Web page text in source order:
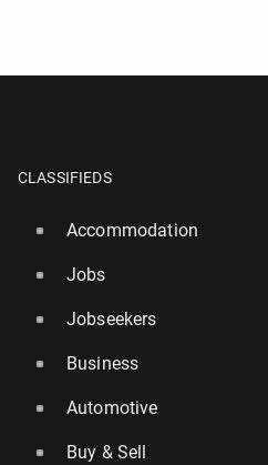
CLASSIFIEDS
Accommodation
Jobs
Jobseekers
Business
Automotive
Buy & Sell